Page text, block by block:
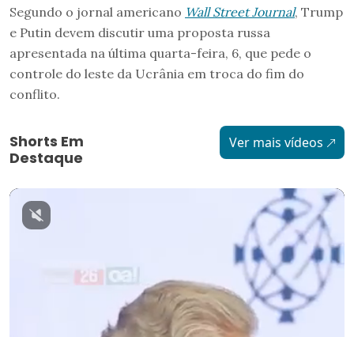
Segundo o jornal americano Wall Street Journal, Trump
e Putin devem discutir uma proposta russa
apresentada na última quarta-feira, 6, que pede o
controle do leste da Ucrânia em troca do fim do
conflito.
Shorts Em
Destaque
Ver mais vídeos